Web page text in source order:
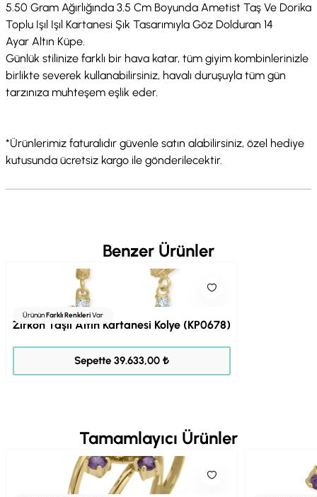
5.50 Gram Ağırlığında 3.5 Cm Boyunda Ametist Taş Ve Dorika
Toplu Işıl Işıl Kartanesi Şık Tasarımıyla Göz Dolduran 14
Ayar Altın Küpe.
Günlük stilinize farklı bir hava katar, tüm giyim kombinlerinizle
birlikte severek kullanabilirsiniz, havalı duruşuyla tüm gün
tarzınıza muhteşem eşlik eder.
*Ürünlerimiz faturalıdır güvenle satın alabilirsiniz, özel hediye
kutusunda ücretsiz kargo ile gönderilecektir.
Benzer Ürünler
ÜrününFarklı RenkleriVar
Zirkon Taşlı Altın Kartanesi Kolye (KP0678)
Sepette 39.633,00 ₺
Tamamlayıcı Ürünler